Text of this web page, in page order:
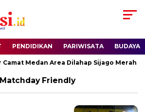
PENDIDIKAN PARIWISATA BUDAYA
Medan Area Dilahap Sijago Merah
Friendly